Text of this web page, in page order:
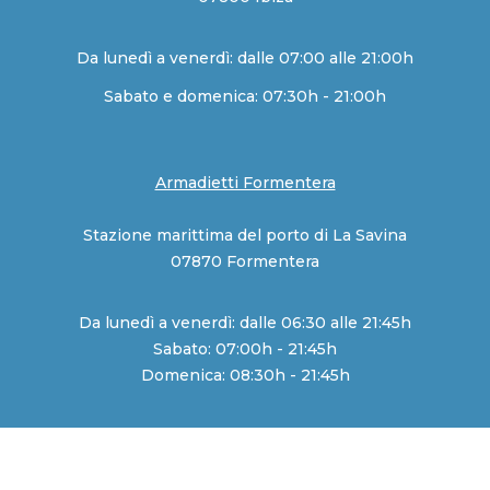
Da lunedì a venerdì: dalle 07:00 alle 21:00h
Sabato e domenica: 07:30h - 21:00h
Armadietti Formentera
Stazione marittima del porto di La Savina
07870 Formentera
Da lunedì a venerdì: dalle 06:30 alle 21:45h
Sabato: 07:00h - 21:45h
Domenica: 08:30h - 21:45h